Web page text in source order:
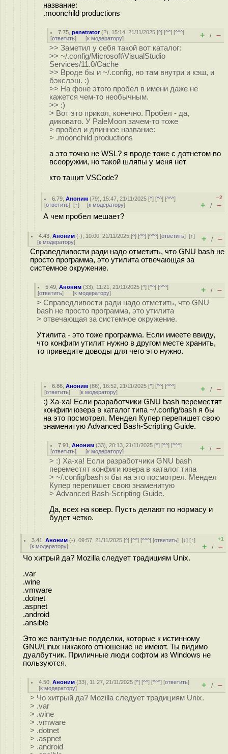
название:
.moonchild productions
7.75 ,penetrator(?), 15:14, 21/11/2025 [^] [^^] [^^^]
[ответить] [к модератору] + / –
>> Заметил у себя такой вот каталог:
>> ~/.config/Microsoft\VisualStudio
Services/11.0/Cache
>> Вроде бы и ~/.config, но там внутри и кэш, и
бэкслэш. :)
>> На фоне этого пробел в имени даже не
кажется чем-то необычным.
>> :)
> Вот это прикол, конечно. Пробел - да,
диковато. У PaleMoon зачем-то тоже
> пробел и длинное название:
> .moonchild productions
а это точно не WSL? я вроде тоже с дотнетом во
всеоружии, но такой шляпы у меня нет
кто тащит VSCode?
6.79 ,Аноним (79), 15:47, 21/11/2025 [^] [^^] [^^^]
[ответить] [↑] [к модератору]
–2
+ / –
А чем пробел мешает?
4.43 ,Аноним (-), 10:00, 21/11/2025 [^] [^^] [^^^] [ответить][↑]
[к модератору] + / –
Справедливости ради надо отметить, что GNU bash не
просто программа, это утилита отвечающая за
системное окружение.
5.49 ,Аноним (33), 11:21, 21/11/2025 [^] [^^] [^^^]
[ответить] [к модератору] + / –
> Справедливости ради надо отметить, что GNU
bash не просто программа, это утилита
> отвечающая за системное окружение.
Утилита - это тоже программа. Если имеете ввиду,
что конфиги утилит нужно в другом месте хранить,
то приведите доводы для чего это нужно.
6.86 ,Аноним (86), 16:52, 21/11/2025 [^] [^^] [^^^]
[ответить] [к модератору] + / –
:) Ха-ха! Если разработчики GNU bash переместят
конфиги юзера в каталог типа ~/.config/bash я бы
на это посмотрел. Мендел Купер перепишет свою
знаменитую Advanced Bash-Scripting Guide.
7.91 ,Аноним (33), 20:13, 21/11/2025 [^] [^^] [^^^]
[ответить] [к модератору] + / –
> :) Ха-ха! Если разработчики GNU bash
переместят конфиги юзера в каталог типа
> ~/.config/bash я бы на это посмотрел. Мендел
Купер перепишет свою знаменитую
> Advanced Bash-Scripting Guide.
Да, всех на ковер. Пусть делают по нормасу и
будет четко.
3.41 ,Аноним (-), 09:57, 21/11/2025 [^] [^^] [^^^] [ответить][↓] [↑]
[к модератору]
+1
+ / –
Чо хитрый да? Mozilla следует традициям Unix.
.var
.wine
.vmware
.dotnet
.aspnet
.android
.ansible
Это же вантузные подделки, которые к истинному
GNU/Linux никакого отношение не имеют. Ты видимо
дуалбутчик. Приличные люди софтом из Windows не
пользуются.
4.50 ,Аноним (33), 11:27, 21/11/2025 [^] [^^] [^^^] [ответить]
[к модератору] + / –
> Чо хитрый да? Mozilla следует традициям Unix.
> .var
> .wine
> .vmware
> .dotnet
> .aspnet
> .android